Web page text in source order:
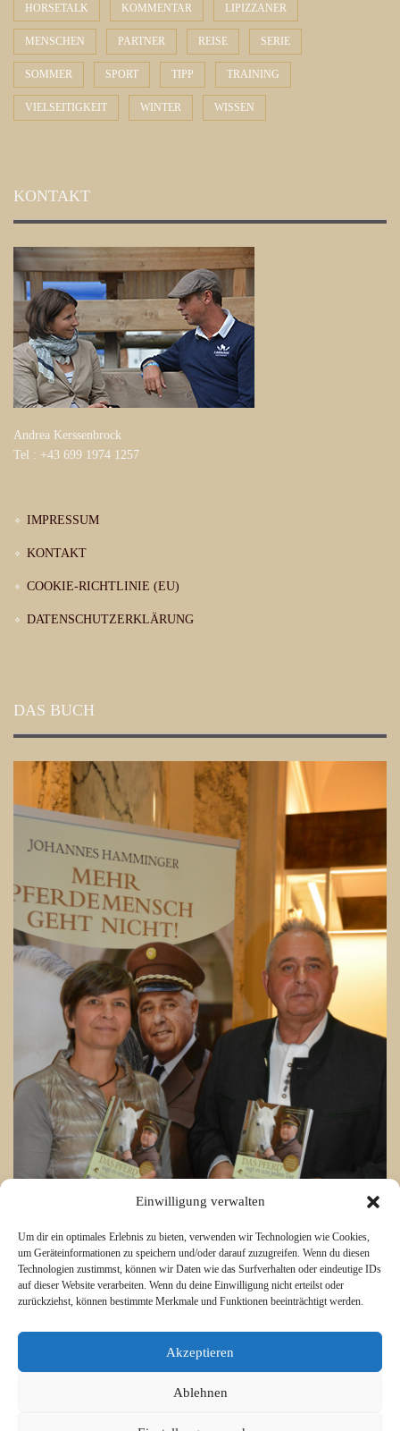
Einwilligung verwalten
Um dir ein optimales Erlebnis zu bieten, verwenden wir Technologien wie Cookies,
um Geräteinformationen zu speichern und/oder darauf zuzugreifen. Wenn du diesen
Technologien zustimmst, können wir Daten wie das Surfverhalten oder eindeutige IDs
auf dieser Website verarbeiten. Wenn du deine Einwilligung nicht erteilst oder
zurückziehst, können bestimmte Merkmale und Funktionen beeinträchtigt werden.
Akzeptieren
Ablehnen
HORSETALK KOMMENTAR LIPIZZANER
MENSCHEN PARTNER REISE SERIE
SOMMER SPORT TIPP TRAINING
VIELSEITIGKEIT WINTER WISSEN
KONTAKT
Andrea Kerssenbrock
Tel : +43 699 1974 1257
IMPRESSUM
KONTAKT
COOKIE-RICHTLINIE (EU)
DATENSCHUTZERKLÄRUNG
DAS BUCH